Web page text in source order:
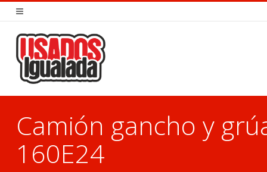
Camión gancho y
160E24